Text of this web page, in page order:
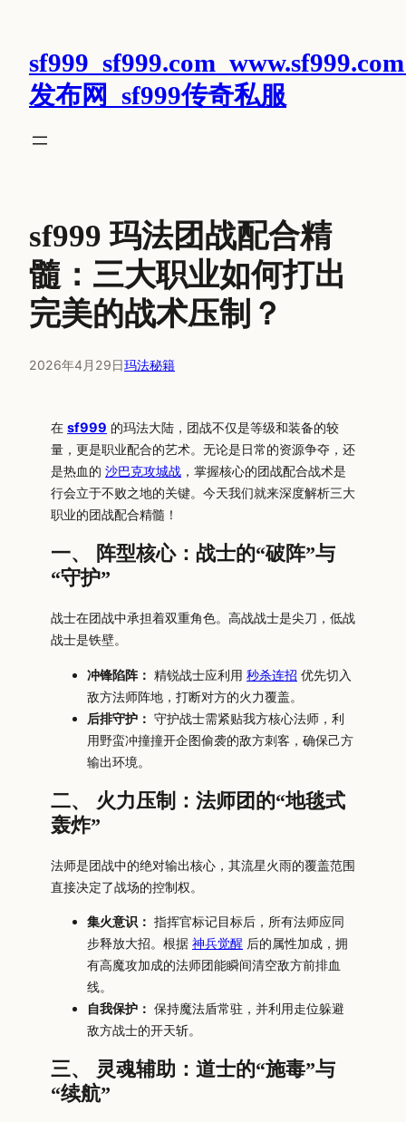
发布网_sf999传奇私服
sf999 玛法团战配合精
髓：三大职业如何打出
完美的战术压制？
2026年4月29日玛法秘籍
在 sf999 的玛法大陆，团战不仅是等级和装备的较
量，更是职业配合的艺术。无论是日常的资源争夺，还
是热血的 沙巴克攻城战 ，掌握核心的团战配合战术是
行会立于不败之地的关键。今天我们就来深度解析三大
职业的团战配合精髓！
一、 阵型核心：战士的“破阵”与
“守护”
战士在团战中承担着双重角色。高战战士是尖刀，低战
战士是铁壁。
冲锋陷阵： 精锐战士应利用 秒杀连招 优先切入
敌方法师阵地，打断对方的火力覆盖。
后排守护： 守护战士需紧贴我方核心法师，利
用野蛮冲撞撞开企图偷袭的敌方刺客，确保己方
输出环境。
二、 火力压制：法师团的“地毯式
轰炸”
法师是团战中的绝对输出核心，其流星火雨的覆盖范围
直接决定了战场的控制权。
集火意识： 指挥官标记目标后，所有法师应同
步释放大招。根据 神兵觉醒 后的属性加成，拥
有高魔攻加成的法师团能瞬间清空敌方前排血
线。
自我保护： 保持魔法盾常驻，并利用走位躲避
敌方战士的开天斩。
三、 灵魂辅助：道士的“施毒”与
“续航”